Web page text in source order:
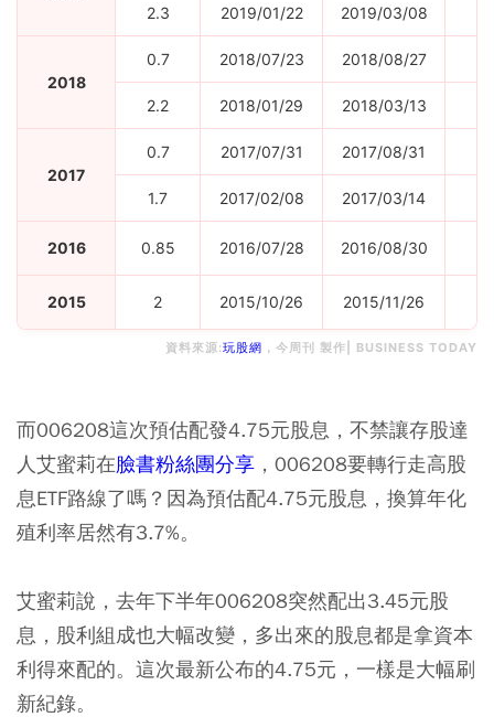
2.3 2019/01/22 2019/03/08
2018
0.7 2018/07/23 2018/08/27
2.2 2018/01/29 2018/03/13
2017
0.7 2017/07/31 2017/08/31
1.7 2017/02/08 2017/03/14
2016 0.85 2016/07/28 2016/08/30
2015 2 2015/10/26 2015/11/26
資料來源:玩股網 ，今周刊 製作| BUSINESS TODAY
而006208這次預估配發4.75元股息，不禁讓存股達
人艾蜜莉在臉書粉絲團分享 ，006208要轉行走高股
息ETF路線了嗎？因為預估配4.75元股息，換算年化
殖利率居然有3.7%。
艾蜜莉說，去年下半年006208突然配出3.45元股
息，股利組成也大幅改變，多出來的股息都是拿資本
利得來配的。這次最新公布的4.75元，一樣是大幅刷
新紀錄。